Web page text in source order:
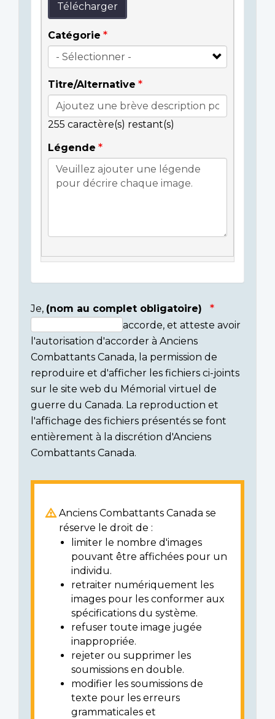
Télécharger
Catégorie
Titre/Alternative
255 caractère(s) restant(s)
Légende
Consent
section
Je, (nom au complet obligatoire)
accorde, et atteste avoir
l'autorisation d'accorder à Anciens
Combattants Canada, la permission de
reproduire et d'afficher les fichiers ci-joints
sur le site web du Mémorial virtuel de
guerre du Canada. La reproduction et
l'affichage des fichiers présentés se font
entièrement à la discrétion d'Anciens
Combattants Canada.
Anciens Combattants Canada se
réserve le droit de :
limiter le nombre d'images
pouvant être affichées pour un
individu.
retraiter numériquement les
images pour les conformer aux
spécifications du système.
refuser toute image jugée
inappropriée.
rejeter ou supprimer les
soumissions en double.
modifier les soumissions de
texte pour les erreurs
grammaticales et